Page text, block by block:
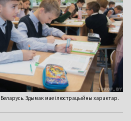
Здымак мае ілюстрацыйны характар.